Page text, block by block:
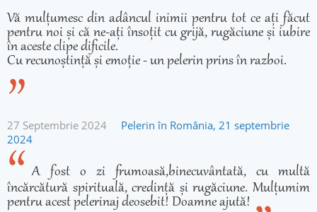
Vă mulțumesc din adâncul inimii pentru tot ce ați făcut
pentru noi și că ne-ați însoțit cu grijă, rugăciune și iubire
în aceste clipe dificile.
Cu recunoștință și emoție - un pelerin prins în razboi.
27 Septembrie 2024
Pelerin în România, 21 septembrie
2024
A fost o zi frumoasă,binecuvântată, cu multă
încărcătură spirituală, credință și rugăciune. Mulțumim
pentru acest pelerinaj deosebit! Doamne ajută!